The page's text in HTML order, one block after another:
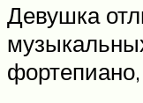
Девушка